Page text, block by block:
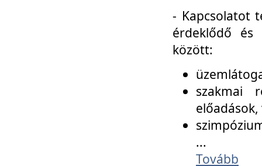
- Kapcsolatot
érdeklődő és
között:
szakmai
...
Tovább